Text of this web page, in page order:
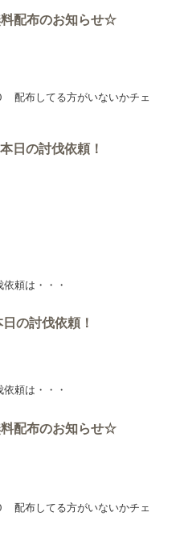
配布のお知らせ☆
配布してる方がいないかチェ
日の討伐依頼！
頼は・・・
の討伐依頼！
頼は・・・
配布のお知らせ☆
配布してる方がいないかチェ